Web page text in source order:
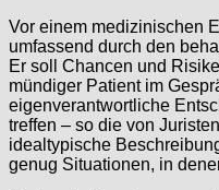
Vor einem medizinischen
umfassend durch den
Er soll Chancen und
mündiger Patient im
eigenverantwortliche
treffen – so die von
idealtypische
genug Situationen, in